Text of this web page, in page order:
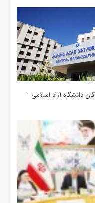
دانشگاه آزاد اسلامی -